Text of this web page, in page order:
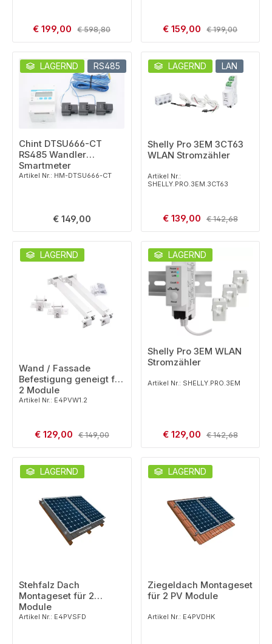
Verkaufspreis:
€ 199,00 Regulärer Preis:
€ 598,80 Verkaufspreis:
€ 159,00 Regulärer Preis:
€ 199,00
LAGERND RS485
Chint DTSU666-CT
RS485 Wandler
Smartmeter
Artikel Nr.: HM-DTSU666-CT
Regulärer Preis:
€ 149,00
LAGERND LAN
Shelly Pro 3EM 3CT63
WLAN Stromzähler
Artikel Nr.:
SHELLY.PRO.3EM.3CT63
Verkaufspreis:
€ 139,00 Regulärer Preis:
€ 142,68
LAGERND
Wand / Fassade
Befestigung geneigt für
2 Module
Artikel Nr.: E4PVW1.2
Verkaufspreis:
€ 129,00 Regulärer Preis:
€ 149,00
LAGERND
Shelly Pro 3EM WLAN
Stromzähler
Artikel Nr.: SHELLY.PRO.3EM
Verkaufspreis:
€ 129,00 Regulärer Preis:
€ 142,68
LAGERND
Stehfalz Dach
Montageset für 2
Module
Artikel Nr.: E4PVSFD
LAGERND
Ziegeldach Montageset
für 2 PV Module
Artikel Nr.: E4PVDHK